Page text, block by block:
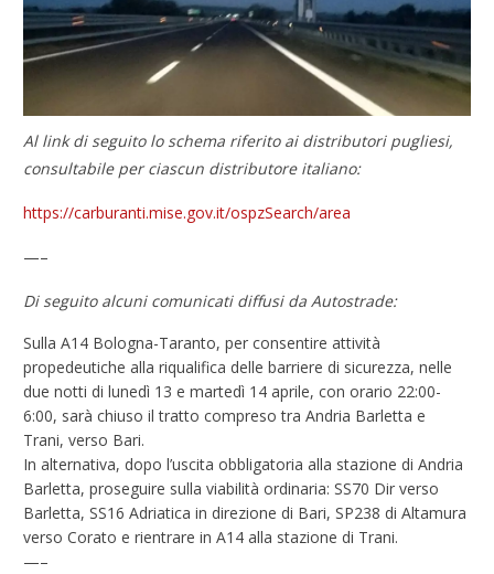
Al link di seguito lo schema riferito ai distributori pugliesi,
consultabile per ciascun distributore italiano:
https://carburanti.mise.gov.it/ospzSearch/area
—–
Di seguito alcuni comunicati diffusi da Autostrade:
Sulla A14 Bologna-Taranto, per consentire attività
propedeutiche alla riqualifica delle barriere di sicurezza, nelle
due notti di lunedì 13 e martedì 14 aprile, con orario 22:00-
6:00, sarà chiuso il tratto compreso tra Andria Barletta e
Trani, verso Bari.
In alternativa, dopo l’uscita obbligatoria alla stazione di Andria
Barletta, proseguire sulla viabilità ordinaria: SS70 Dir verso
Barletta, SS16 Adriatica in direzione di Bari, SP238 di Altamura
verso Corato e rientrare in A14 alla stazione di Trani.
—–